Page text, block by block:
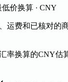
低价换算 · CNY
运费和已核对的
率换算的CNY估